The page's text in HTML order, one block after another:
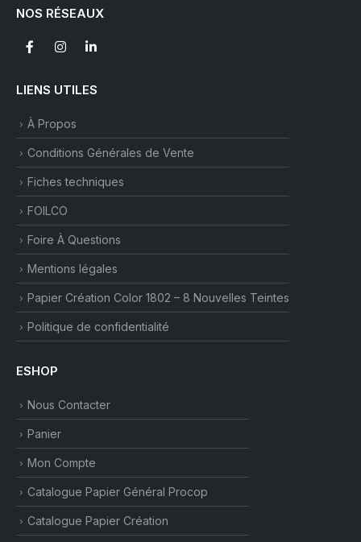
NOS RÉSEAUX
LIENS UTILES
À Propos
Conditions Générales de Vente
Fiches techniques
FOILCO
Foire À Questions
Mentions légales
Papier Création Color 1802 – 8 Nouvelles Teintes
Politique de confidentialité
ESHOP
Nous Contacter
Panier
Mon Compte
Catalogue Papier Général Procop
Catalogue Papier Création